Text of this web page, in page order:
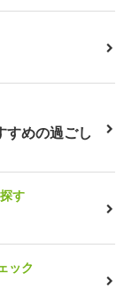
すめの過ごし
す
ック